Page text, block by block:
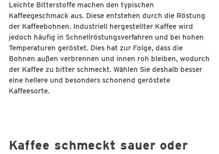
Leichte Bitterstoffe machen den typischen
Kaffeegeschmack aus. Diese entstehen durch die Röstung
der Kaffeebohnen. Industriell hergestellter Kaffee wird
jedoch häufig in Schnellröstungsverfahren und bei hohen
Temperaturen geröstet. Dies hat zur Folge, dass die
Bohnen außen verbrennen und innen roh bleiben, wodurch
der Kaffee zu bitter schmeckt. Wählen Sie deshalb besser
eine hellere und besonders schonend geröstete
Kaffeesorte.
Kaffee schmeckt sauer oder